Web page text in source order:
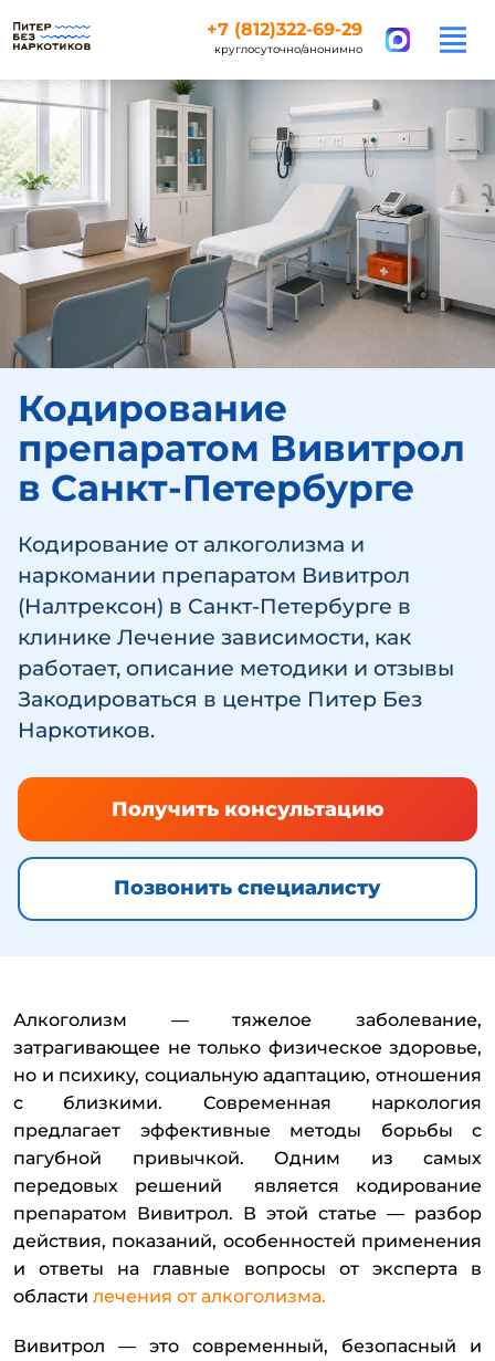
+7 (812)322-69-29
круглосуточно/анонимно
Кодирование
препаратом Вивитрол
в Санкт-Петербурге
Кодирование от алкоголизма и
наркомании препаратом Вивитрол
(Налтрексон) в Санкт-Петербурге в
клинике Лечение зависимости, как
работает, описание методики и отзывы
Закодироваться в центре Питер Без
Наркотиков.
Получить консультацию
Позвонить специалисту
Алкоголизм — тяжелое заболевание,
затрагивающее не только физическое здоровье,
но и психику, социальную адаптацию, отношения
с близкими. Современная наркология
предлагает эффективные методы борьбы с
пагубной привычкой. Одним из самых
передовых решений является кодирование
препаратом Вивитрол. В этой статье — разбор
действия, показаний, особенностей применения
и ответы на главные вопросы от эксперта в
области лечения от алкоголизма.
Вивитрол — это современный, безопасный и